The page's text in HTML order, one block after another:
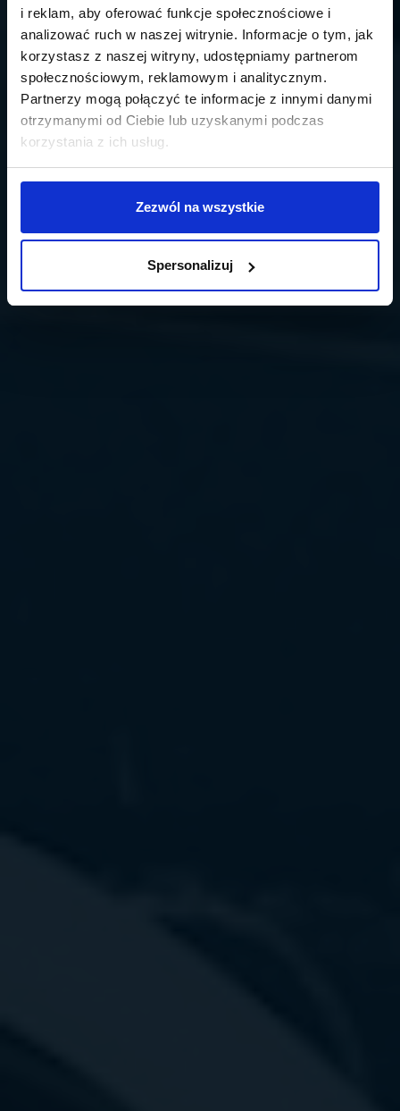
i reklam, aby oferować funkcje społecznościowe i
analizować ruch w naszej witrynie. Informacje o tym, jak
korzystasz z naszej witryny, udostępniamy partnerom
społecznościowym, reklamowym i analitycznym.
Partnerzy mogą połączyć te informacje z innymi danymi
otrzymanymi od Ciebie lub uzyskanymi podczas
korzystania z ich usług.
Zezwól na wszystkie
Spersonalizuj